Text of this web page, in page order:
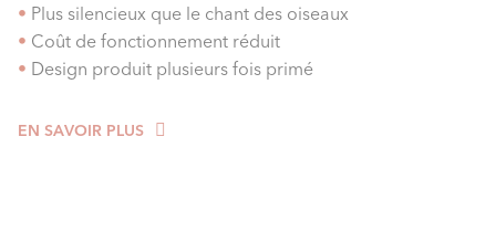
• Plus silencieux que le chant des oiseaux
• Coût de fonctionnement réduit
• Design produit plusieurs fois primé
EN SAVOIR PLUS